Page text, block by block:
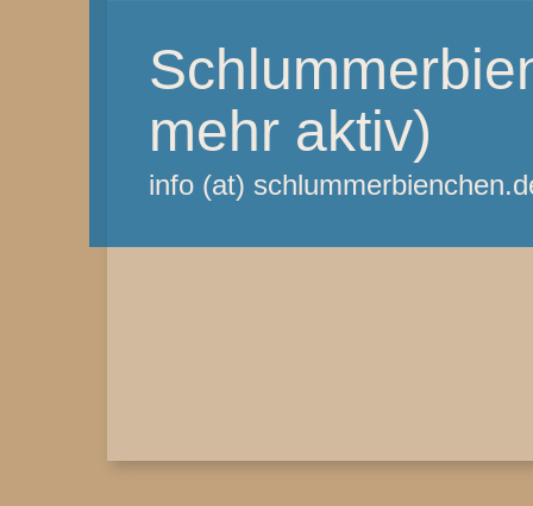
mehr aktiv)
info (at)